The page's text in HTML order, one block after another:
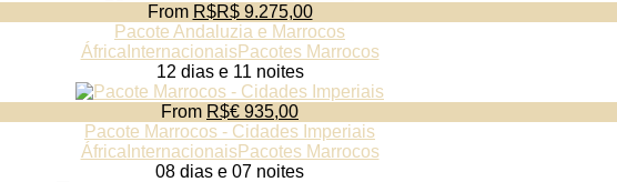
From R$R$ 9.275,00
Pacote Andaluzia e Marrocos
África InternacionaisPacotes Marrocos
12 dias e 11 noites
From R$€ 935,00
Pacote Marrocos - Cidades Imperiais
África InternacionaisPacotes Marrocos
08 dias e 07 noites